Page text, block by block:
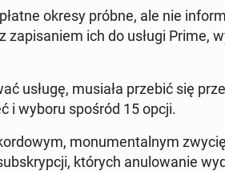
okresy próbne, ale nie
za­pi­sa­niem ich do usługi Prime,
usługę, musiała przebić się
i wyboru spośród 15 opcji.
mo­nu­men­tal­nym
których anu­lo­wa­nie